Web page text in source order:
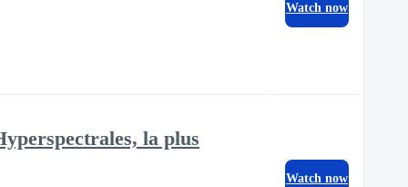
Watch now
la plus
Watch now